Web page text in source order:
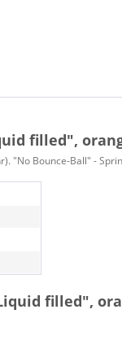
filled",
"No Bounce-Ball" -
filled",